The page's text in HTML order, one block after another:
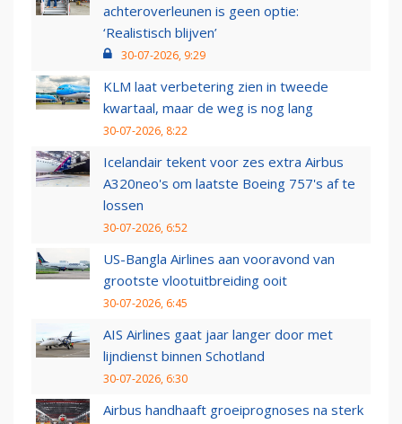
achteroverleunen is geen optie:
‘Realistisch blijven’
30-07-2026, 9:29
KLM laat verbetering zien in tweede
kwartaal, maar de weg is nog lang
30-07-2026, 8:22
Icelandair tekent voor zes extra Airbus
A320neo's om laatste Boeing 757's af te
lossen
30-07-2026, 6:52
US-Bangla Airlines aan vooravond van
grootste vlootuitbreiding ooit
30-07-2026, 6:45
AIS Airlines gaat jaar langer door met
lijndienst binnen Schotland
30-07-2026, 6:30
Airbus handhaaft groeiprognoses na sterk